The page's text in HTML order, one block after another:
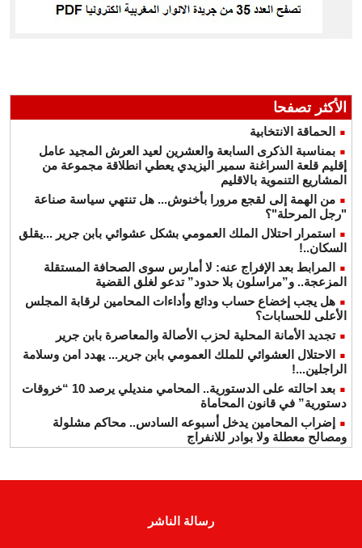
الأكثر تصفحا
الحماقة الانتخابية
بمناسبة الذكرى السابعة والعشرين لعيد العرش المجيد عامل
إقليم قلعة السراغنة سمير اليزيدي يعطي انطلاقة مجموعة من
المشاريع التنموية بالاقليم
من الهمة إلى لقجع مرورا بأخنوش... هل تنتهي سياسة صناعة
"رجل المرحلة"؟
استمرار احتلال الملك العمومي بشكل عشوائي بابن جرير ...يقلق
السكان..!
المرابط بعد الإفراج عنه: لا أمارس سوى الصحافة المستقلة
المزعجة.. و”مراسلون بلا حدود” تدعو لغلق القضية
هل يجب إخضاع حساب ودائع وأداءات المحامين لرقابة المجلس
الأعلى للحسابات؟
تجديد الأمانة المحلية لحزب الأصالة والمعاصرة بابن جرير
الاحتلال العشوائي للملك العمومي بابن جرير... يهدد امن وسلامة
الراجلين...!
بعد احالته على الدستورية.. المحامي منديلي يرصد 10 “خروقات
دستورية” في قانون المحاماة
إضراب المحامين يدخل أسبوعه السادس.. محاكم مشلولة
ومصالح معطلة ولا بوادر للانفراج
رسالة الناشر